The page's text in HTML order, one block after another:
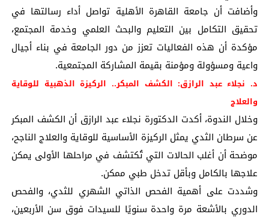
وأضافت أن جامعة القاهرة الأهلية تواصل أداء رسالتها في
تحقيق التكامل بين التعليم والبحث العلمي وخدمة المجتمع،
مؤكدة أن هذه الفعاليات تعزز من دور الجامعة في بناء أجيال
واعية ومسؤولة ومؤمنة بقيمة المشاركة المجتمعية.
د. نجلاء عبد الرازق: الكشف المبكر.. الركيزة الذهبية للوقاية
والعلاج
وخلال الندوة، أكدت الدكتورة نجلاء عبد الرازق أن الكشف المبكر
عن سرطان الثدي يمثل الركيزة الأساسية للوقاية والعلاج الناجح،
موضحة أن أغلب الحالات التي تُكتشف في مراحلها الأولى يمكن
علاجها بالكامل وبأقل تدخل طبي ممكن.
وشددت على أهمية الفحص الذاتي الشهري للثدي، والفحص
الدوري بالأشعة مرة واحدة سنويًا للسيدات فوق سن الأربعين،